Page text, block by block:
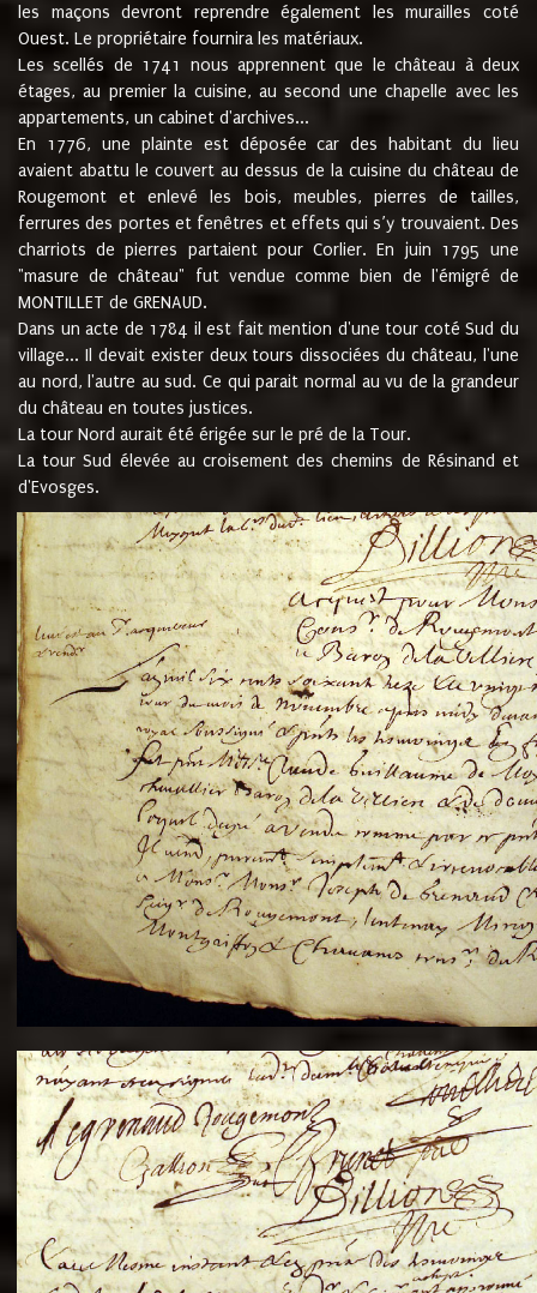
les maçons devront reprendre également les murailles coté
Ouest. Le propriétaire fournira les matériaux.
Les scellés de 1741 nous apprennent que le château à deux
étages, au premier la cuisine, au second une chapelle avec les
appartements, un cabinet d'archives...
En 1776, une plainte est déposée car des habitant du lieu
avaient abattu le couvert au dessus de la cuisine du château de
Rougemont et enlevé les bois, meubles, pierres de tailles,
ferrures des portes et fenêtres et effets qui s’y trouvaient. Des
charriots de pierres partaient pour Corlier. En juin 1795 une
"masure de château" fut vendue comme bien de l'émigré de
MONTILLET de GRENAUD.
Dans un acte de 1784 il est fait mention d'une tour coté Sud du
village... Il devait exister deux tours dissociées du château, l'une
au nord, l'autre au sud. Ce qui parait normal au vu de la grandeur
du château en toutes justices.
La tour Nord aurait été érigée sur le pré de la Tour.
La tour Sud élevée au croisement des chemins de Résinand et
d'Evosges.